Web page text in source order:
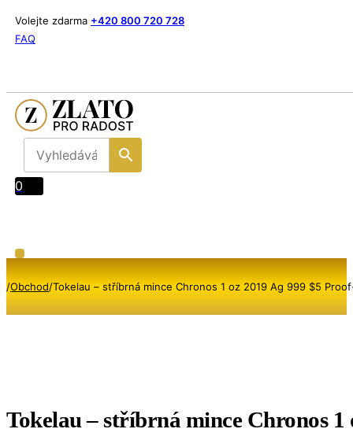
Volejte zdarma +420 800 720 728
FAQ
0
/Obchod/Tokelau – stříbrná mince Chronos 1 oz 2019 Ag 999 $5
Tokelau – stříbrná mince Chronos